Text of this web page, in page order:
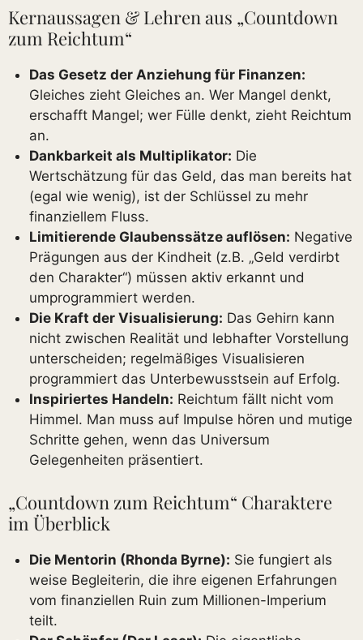
Kernaussagen & Lehren aus „Countdown
zum Reichtum“
Das Gesetz der Anziehung für Finanzen:
Gleiches zieht Gleiches an. Wer Mangel denkt,
erschafft Mangel; wer Fülle denkt, zieht Reichtum
an.
Dankbarkeit als Multiplikator: Die
Wertschätzung für das Geld, das man bereits hat
(egal wie wenig), ist der Schlüssel zu mehr
finanziellem Fluss.
Limitierende Glaubenssätze auflösen: Negative
Prägungen aus der Kindheit (z.B. „Geld verdirbt
den Charakter“) müssen aktiv erkannt und
umprogrammiert werden.
Die Kraft der Visualisierung: Das Gehirn kann
nicht zwischen Realität und lebhafter Vorstellung
unterscheiden; regelmäßiges Visualisieren
programmiert das Unterbewusstsein auf Erfolg.
Inspiriertes Handeln: Reichtum fällt nicht vom
Himmel. Man muss auf Impulse hören und mutige
Schritte gehen, wenn das Universum
Gelegenheiten präsentiert.
„Countdown zum Reichtum“ Charaktere
im Überblick
Die Mentorin (Rhonda Byrne): Sie fungiert als
weise Begleiterin, die ihre eigenen Erfahrungen
vom finanziellen Ruin zum Millionen-Imperium
teilt.